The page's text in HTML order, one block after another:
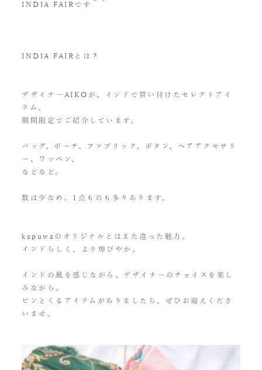
INDIA FAIRです＾＾
INDIA FAIRとは？
デザイナーAIKOが、インドで買い付けたセレクトアイ
テム。
期間限定でご紹介しています。
バッグ、ポーチ、ファブリック、ボタン、ヘアアクセサリ
ー、ワッペン、
などなど。
数は少なめ。1点ものも多々あります。
kapuwaのオリジナルとはまた違った魅力。
インドらしく、より煌びやか。
インドの風を感じながら、デザイナーのチョイスを楽し
みながら。
ピンとくるアイテムがありましたら、ぜひお迎えくださ
いませ。